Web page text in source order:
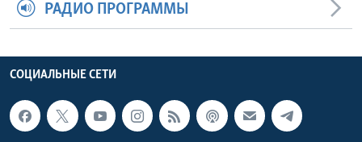
РАДИО ПРОГРАММЫ
СОЦИАЛЬНЫЕ СЕТИ